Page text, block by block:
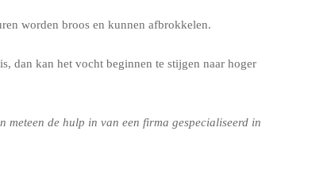
worden broos en kunnen afbrokkelen.
dan kan het vocht beginnen te stijgen naar hoger
meteen de hulp in van een firma gespecialiseerd in